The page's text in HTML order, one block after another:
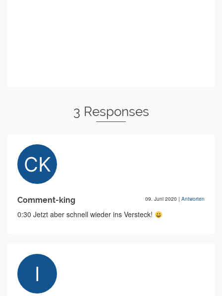
3 Responses
Comment-king 09. Juni 2020 | Antworten
0:30 Jetzt aber schnell wieder ins Versteck!